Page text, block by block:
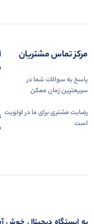
مرکز تماس مشتریان
پاسخ به سوالات شما در
سریعترین زمان ممکن
رضایت مشتری برای ما در اولویت
است